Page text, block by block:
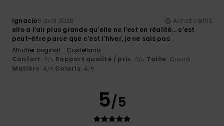
Ignacio6 avril 2026
Achat vérifié
elle a l'air plus grande qu'elle ne l'est en réalité... c'est
peut-être parce que c'est l'hiver, je ne sais pas
Afficher original - Castellano
Confort: 4/5 Rapport qualité / prix: 4/5 Taille: Grand
Matière: 4/5 Coloris: 4 /5
5/5